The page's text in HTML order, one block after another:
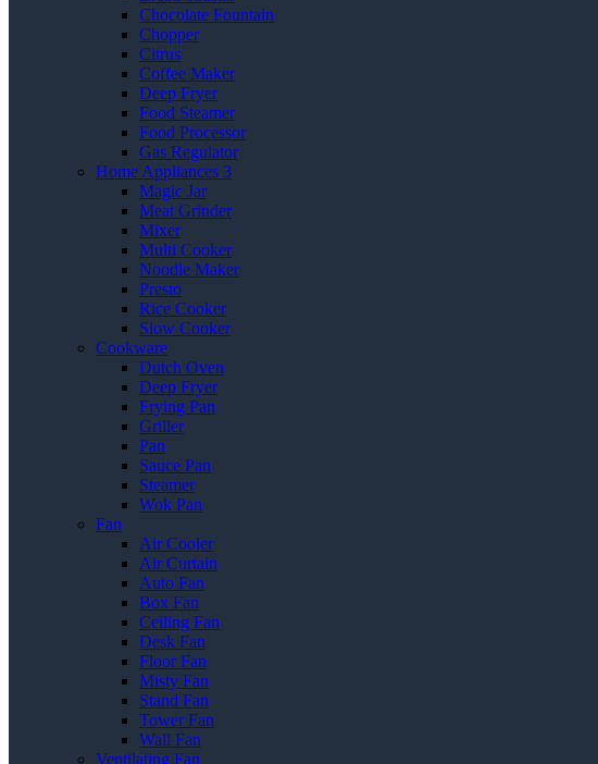
Chocolate Fountain
Chopper
Citrus
Coffee Maker
Deep Fryer
Food Steamer
Food Processor
Gas Regulator
Home Appliances 3
Magic Jar
Meat Grinder
Mixer
Multi Cooker
Noodle Maker
Presto
Rice Cooker
Slow Cooker
Cookware
Dutch Oven
Deep Fryer
Frying Pan
Griller
Pan
Sauce Pan
Steamer
Wok Pan
Fan
Air Cooler
Air Curtain
Auto Fan
Box Fan
Ceiling Fan
Desk Fan
Floor Fan
Misty Fan
Stand Fan
Tower Fan
Wall Fan
Ventilating Fan